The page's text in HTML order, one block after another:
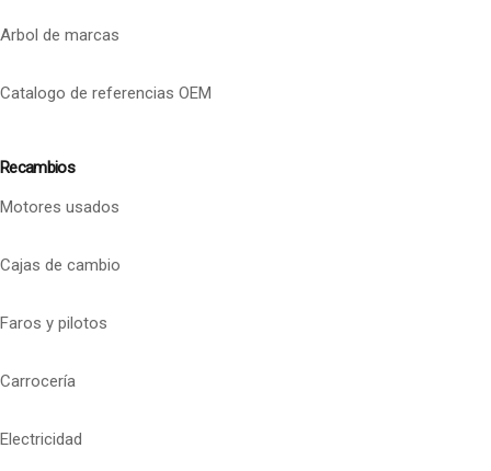
Arbol de marcas
Catalogo de referencias OEM
Recambios
Motores usados
Cajas de cambio
Faros y pilotos
Carrocería
Electricidad